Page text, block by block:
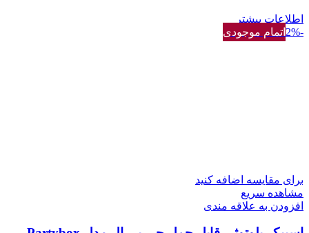
اطلاعات بیشتر
-2%
اتمام موجودی
برای مقایسه اضافه کنید
مشاهده سریع
افزودن به علاقه مندی